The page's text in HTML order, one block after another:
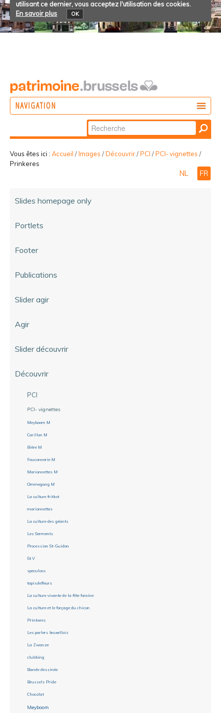
utilisant ce dernier, vous acceptez l'utilisation des cookies.
En savoir plus
OK
NAVIGATION
PARTICIPER
Chercher par
Recherche
avancée…
Vous êtes ici : Accueil /Images /Découvrir/PCI /PCI- vignettes /
Prinkeres
NL FR
Slides homepage only
Portlets
Footer
Publications
Slider agir
Agir
Slider découvrir
Découvrir
PCI
PCI- vignettes
Meyboom M
Carillon M
Bière M
Fauconnerie M
Marionnettes M
Ommegang M
La culture fritkot
marionnettes
La culture des géants
Les Serments
Procession St-Guidon
St V
speculoos
tapisdefleurs
La culture vivante de la fête foraine
La culture et le forçage du chicon
Prinkeres
Les parlers bruxellois
La Zwanze
clubbing
Bande dessinée
Brussels Pride
Chocolat
Meyboom